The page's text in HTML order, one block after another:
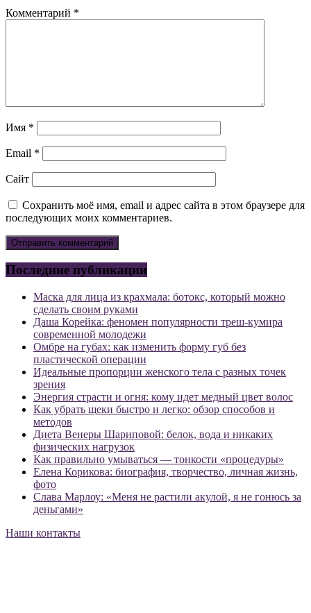
Комментарий *
Имя *
Email *
Сайт
Сохранить моё имя, email и адрес сайта в этом браузере для
последующих моих комментариев.
Последние публикации
Маска для лица из крахмала: ботокс, который можно
сделать своим руками
Даша Корейка: феномен популярности треш-кумира
современной молодежи
Омбре на губах: как изменить форму губ без
пластической операции
Идеальные пропорции женского тела с разных точек
зрения
Энергия страсти и огня: кому идет медный цвет волос
Как убрать щеки быстро и легко: обзор способов и
методов
Диета Венеры Шариповой: белок, вода и никаких
физических нагрузок
Как правильно умываться — тонкости «процедуры»
Елена Корикова: биография, творчество, личная жизнь,
фото
Слава Марлоу: «Меня не растили акулой, я не гонюсь за
деньгами»
Наши контакты